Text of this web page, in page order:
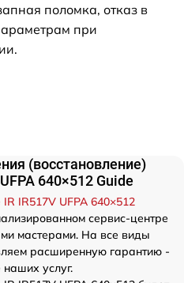
поломка, отказ в
при
(восстановление)
640×512 Guide
IR517V UFPA 640×512
сервис-центре
мастерами. На все виды
расширенную гарантию -
услуг.